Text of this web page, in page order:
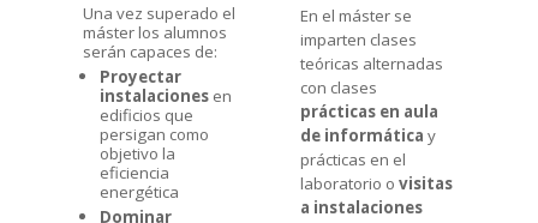
Una vez superado el
máster los alumnos
serán capaces de:
Proyectar
instalacionesen
edificios que
persigan como
objetivo la
eficiencia
energética
Dominar
En el máster se
imparten clases
teóricas alternadas
con clases
prácticas en aula
de informática y
prácticas en el
laboratorio o visitas
a instalaciones